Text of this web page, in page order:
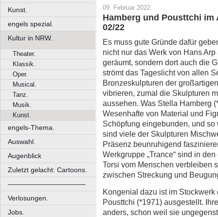
Kunst.
engels spezial.
Kultur in NRW.
Theater.
Klassik.
Oper.
Musical.
Tanz.
Musik.
Kunst.
engels-Thema.
Auswahl.
Augenblick
Zuletzt gelacht: Cartoons.
––––––––––––––––––––
Verlosungen.
Jobs.
09. Februar 2022
Hamberg und Pousttchi im
02/22
Es muss gute Gründe dafür
nicht nur das Werk von Hans
geräumt, sondern dort auch die
strömt das Tageslicht von allen
Bronzeskulpturen der
vibrieren, zumal die Skulpturen
aussehen. Was Stella Hamberg
Wesenhafte von Material und
Schöpfung eingebunden, und
sind viele der Skulpturen
Präsenz beunruhigend
Werkgruppe „Trance“ sind in
Torsi vom Menschen verbleiben
zwischen Streckung und
Kongenial dazu ist im
Pousttchi (*1971) ausgestellt.
anders, schon weil sie